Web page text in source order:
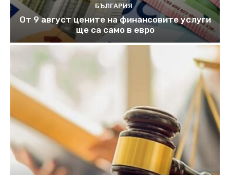
БЪЛГАРИЯ
От 9 август цените на финансовите услуги
ще са само в евро